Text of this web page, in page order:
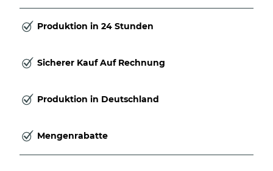
Produktion in 24 Stunden
Sicherer Kauf Auf Rechnung
Produktion in Deutschland
Mengenrabatte